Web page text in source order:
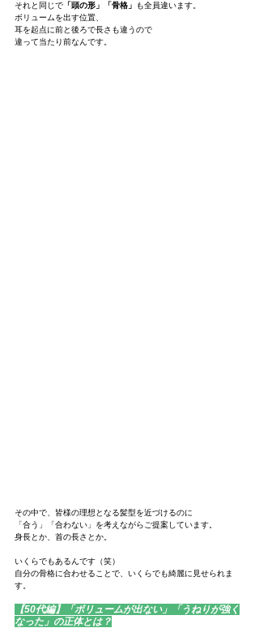
それと同じで 「頭の形」「骨格」
も全員違います。
ボリュームを出す位置、
耳を起点に前と後ろで長さも違うので
違って当たり前なんです。
その中で、皆様の理想となる髪型を近づけるのに
「合う」「合わない」を考えながらご提案しています。
身長とか、首の長さとか。
いくらでもあるんです（笑）
自分の骨格に合わせることで、いくらでも綺麗に見せられま
す。
【50代編】「ボリュームが出ない」「うねりが強く
なった」の正体とは？